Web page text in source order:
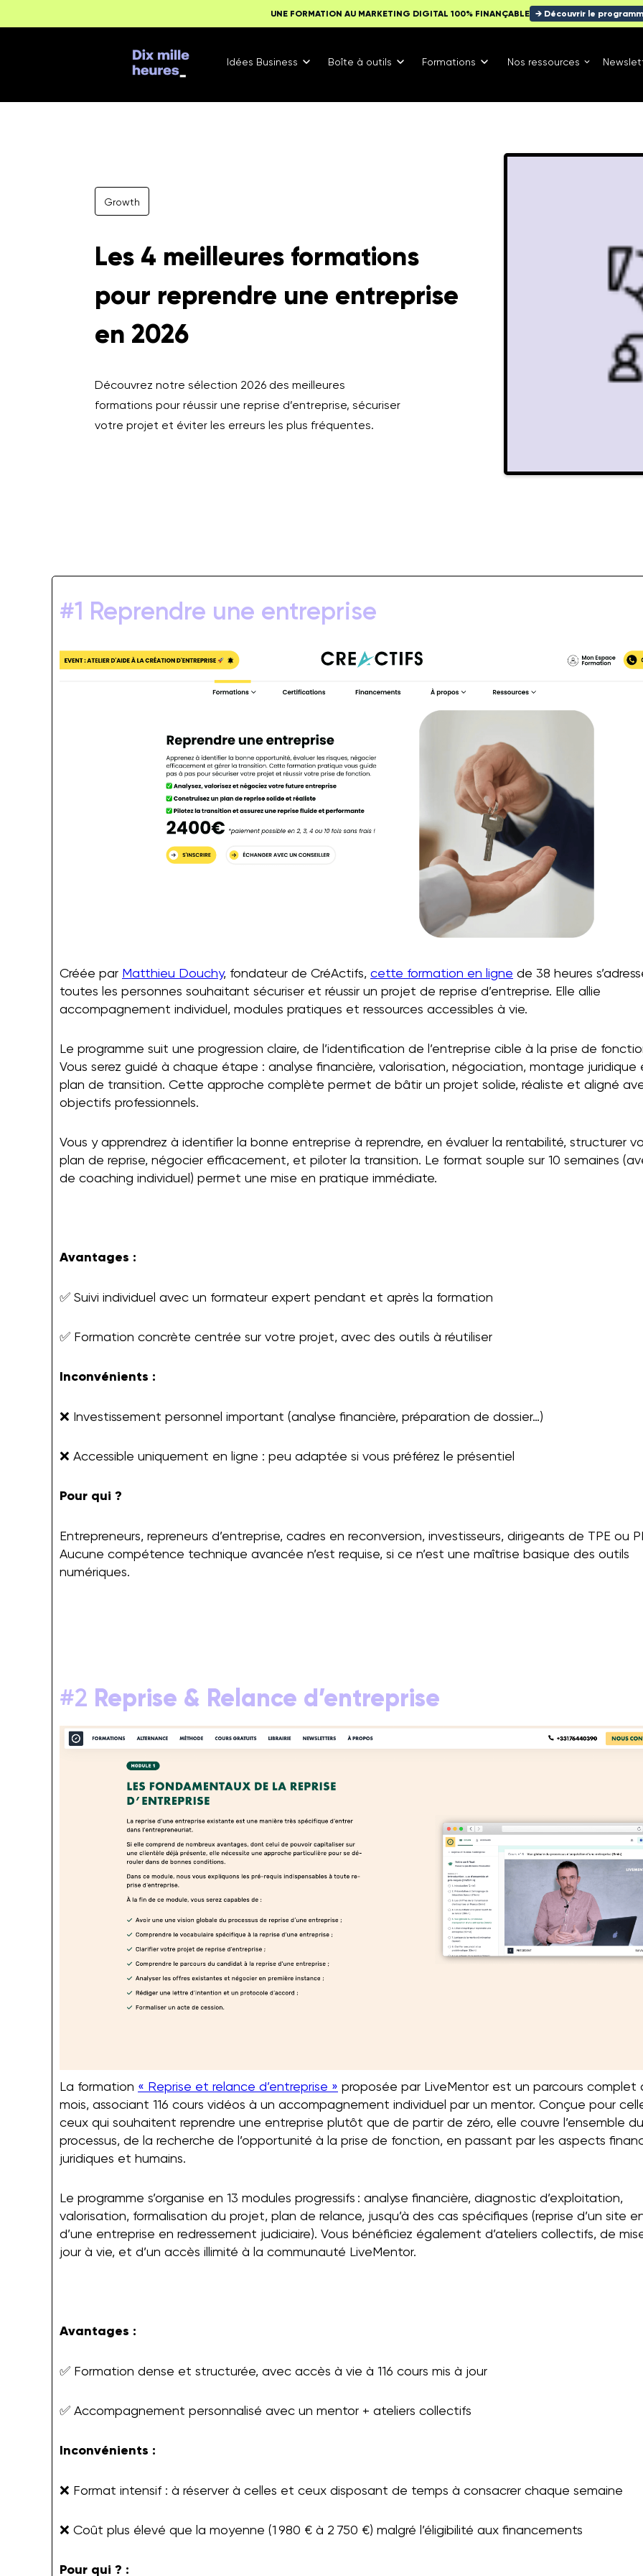
UNE FORMATION AU MARKETING DIGITAL 100% FINANÇABLE → Découvrir le
Idées Business Boîte à outils Formations Nos ressources
Growth
Les 4 meilleures formations
pour reprendre une entreprise
en 2026
Découvrez notre sélection 2026 des meilleures
formations pour réussir une reprise d’entreprise, sécuriser
votre projet et éviter les erreurs les plus fréquentes.
#1 Reprendre une entreprise
Créée par Matthieu Douchy, fondateur de CréActifs, cette formation en ligne de 38 heures
toutes les personnes souhaitant sécuriser et réussir un projet de reprise d’entreprise. Elle allie
accompagnement individuel, modules pratiques et ressources accessibles à vie.
Le programme suit une progression claire, de l’identification de l’entreprise cible à la prise de
Vous serez guidé à chaque étape : analyse financière, valorisation, négociation, montage juridique
plan de transition. Cette approche complète permet de bâtir un projet solide, réaliste et aligné
objectifs professionnels.
Vous y apprendrez à identifier la bonne entreprise à reprendre, en évaluer la rentabilité, structurer
plan de reprise, négocier efficacement, et piloter la transition. Le format souple sur 10 semaines
de coaching individuel) permet une mise en pratique immédiate.
Avantages :
✅ Suivi individuel avec un formateur expert pendant et après la formation
✅ Formation concrète centrée sur votre projet, avec des outils à réutiliser
Inconvénients :
❌ Investissement personnel important (analyse financière, préparation de dossier…)
❌ Accessible uniquement en ligne : peu adaptée si vous préférez le présentiel
Pour qui ?
Entrepreneurs, repreneurs d’entreprise, cadres en reconversion, investisseurs, dirigeants de TPE ou
Aucune compétence technique avancée n’est requise, si ce n’est une maîtrise basique des outils
numériques.
#2 Reprise & Relance d’entreprise
La formation « Reprise et relance d’entreprise » proposée par LiveMentor est un parcours complet
mois, associant 116 cours vidéos à un accompagnement individuel par un mentor. Conçue pour
ceux qui souhaitent reprendre une entreprise plutôt que de partir de zéro, elle couvre l’ensemble du
processus, de la recherche de l’opportunité à la prise de fonction, en passant par les aspects
juridiques et humains.
Le programme s’organise en 13 modules progressifs : analyse financière, diagnostic d’exploitation,
valorisation, formalisation du projet, plan de relance, jusqu’à des cas spécifiques (reprise d’un site
d’une entreprise en redressement judiciaire). Vous bénéficiez également d’ateliers collectifs, de
jour à vie, et d’un accès illimité à la communauté LiveMentor.
Avantages :
✅ Formation dense et structurée, avec accès à vie à 116 cours mis à jour
✅ Accompagnement personnalisé avec un mentor + ateliers collectifs
Inconvénients :
❌ Format intensif : à réserver à celles et ceux disposant de temps à consacrer chaque semaine
❌ Coût plus élevé que la moyenne (1 980 € à 2 750 €) malgré l’éligibilité aux financements
Pour qui ? :